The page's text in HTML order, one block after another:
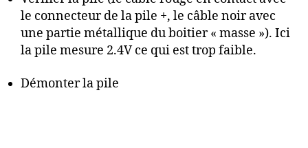
le connecteur de la pile +, le câble noir avec
une partie métallique du boitier « masse »). Ici
la pile mesure 2.4V ce qui est trop faible.
Démonter la pile